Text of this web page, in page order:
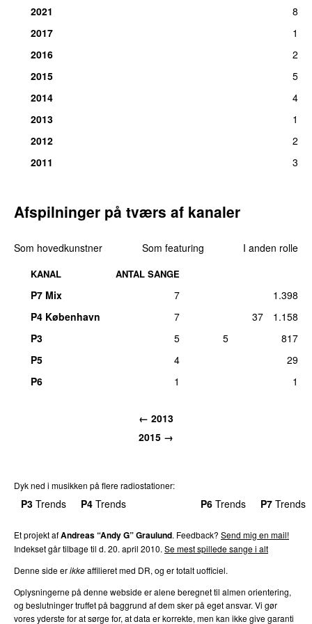
2021
8
2017
1
2016
2
2015
5
2014
4
2013
1
2012
2
2011
3
Afspilninger på tværs af kanaler
Som hovedkunstner Som featuring I anden rolle
KANAL ANTAL SANGE
P7 Mix 7
1.398
P4 København
7 37
1.158
P3
5 5
817
P5
4
29
P6
1 1
← 2013
2015 →
Dyk ned i musikken på flere radiostationer:
P3 Trends P4 Trends P6 Trends P7 Trends
Et projekt afAndreas “Andy G” Graulund. Feedback? Send mig en mail!
Indekset går tilbage til d. 20. april 2010. Se mest spillede sange i alt
Denne side erikkeaffilieret med DR, og er totalt uofficiel.
Oplysningerne på denne webside er alene beregnet til almen orientering,
og beslutninger truffet på baggrund af dem sker på eget ansvar. Vi gør
vores yderste for at sørge for, at data er korrekte, men kan ikke give garanti